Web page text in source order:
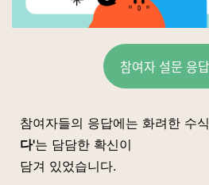
참여자 설문 응
참여자들의 응답에는 화려한 수
다'는 담담한 확신이
담겨 있었습니다.